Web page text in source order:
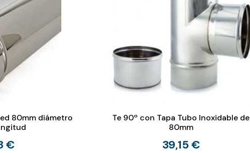
80mm diámetro
€
Te 90º con Tapa Tubo Inoxidable de
80mm
39,15 €